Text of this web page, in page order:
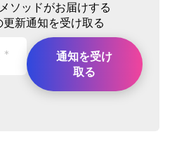
ソッドがお届けする
新通知を受け取る